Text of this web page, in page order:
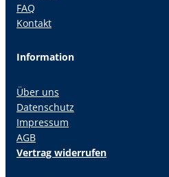
FAQ
Kontakt
Information
Über uns
Datenschutz
Impressum
AGB
Vertrag widerrufen